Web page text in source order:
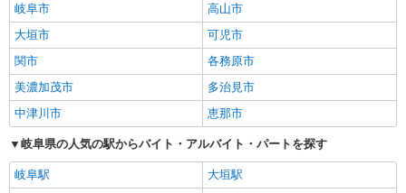
岐阜市
高山市
大垣市
可児市
関市
各務原市
美濃加茂市
多治見市
中津川市
恵那市
岐阜県の人気の駅からバイト・アルバイト・パートを探す
岐阜駅
大垣駅